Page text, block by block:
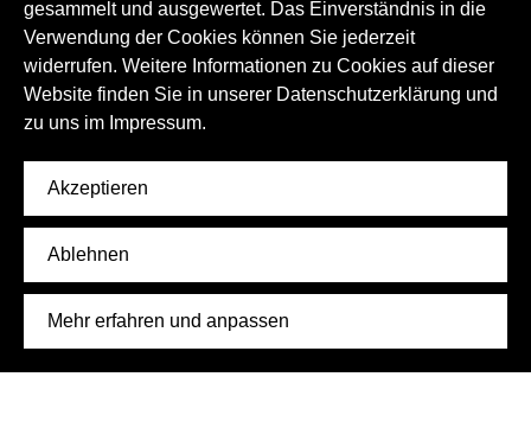
gesammelt und ausgewertet. Das Einverständnis in die
Verwendung der Cookies können Sie jederzeit
widerrufen. Weitere Informationen zu Cookies auf dieser
Website finden Sie in unserer Datenschutzerklärung und
zu uns im Impressum.
Akzeptieren
Ablehnen
Mehr erfahren und anpassen